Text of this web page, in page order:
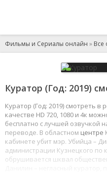
Фильмы и Сериалы онлайн » Все
Куратор (Год: 2019)
Куратор (Год: 2019) смотреть
качестве HD 720, 1080 и 4к
бесплатно с лучшей озвучкой
переводе. В областном центре
кабинете убит мэр. Убийца –
администрации Кузнецкого по
обрушивается шквал